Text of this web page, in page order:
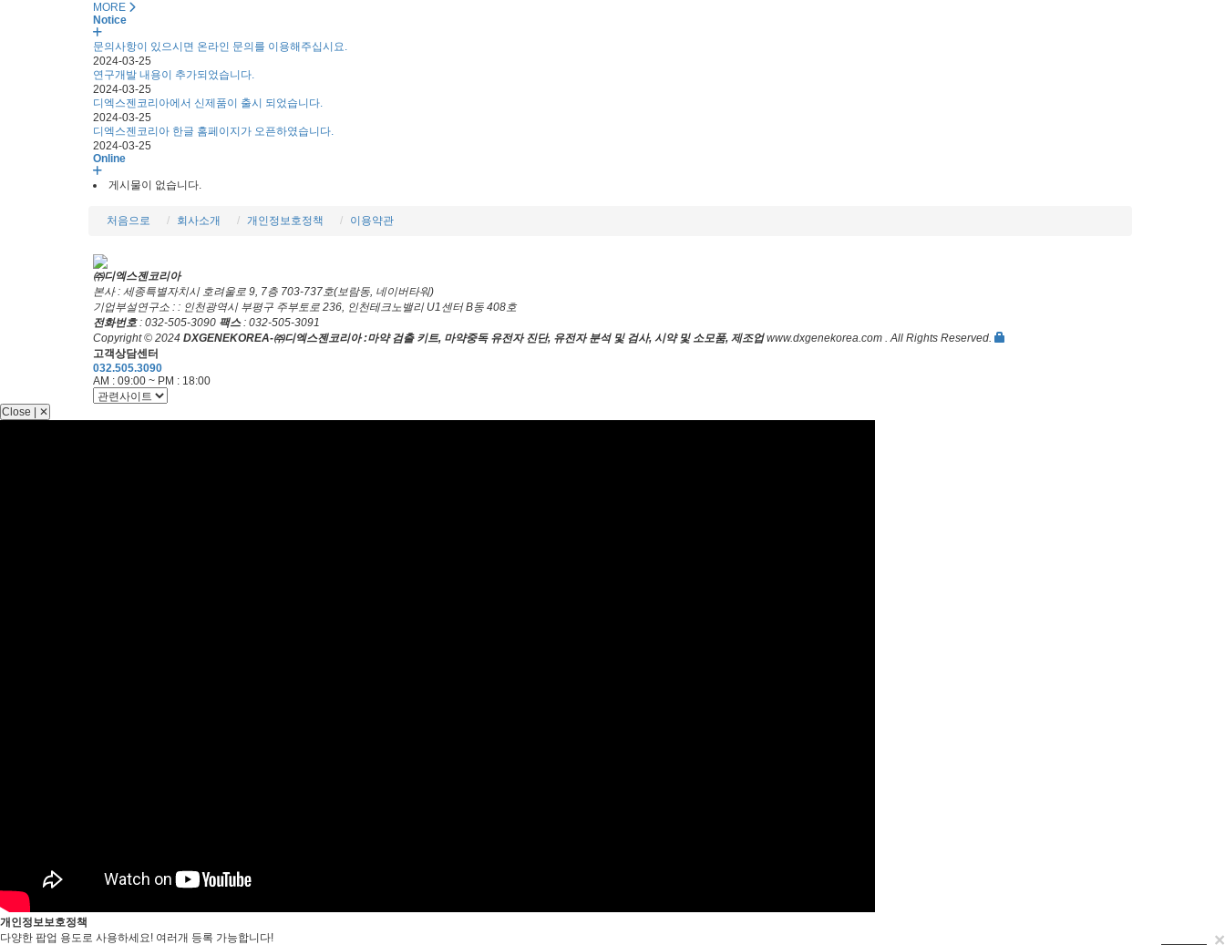
MORE
Notice
문의사항이 있으시면 온라인 문의를 이용해주십시요.
2024-03-25
연구개발 내용이 추가되었습니다.
2024-03-25
디엑스젠코리아에서 신제품이 출시 되었습니다.
2024-03-25
디엑스젠코리아 한글 홈페이지가 오픈하였습니다.
2024-03-25
Online
게시물이 없습니다.
처음으로 회사소개 개인정보호정책 이용약관
㈜디엑스젠코리아
본사 : 세종특별자치시 호려울로 9, 7층 703-737호(보람동, 네이버타워)
기업부설연구소 : : 인천광역시 부평구 주부토로 236, 인천테크노밸리 U1센터 B동 408호
전화번호: 032-505-3090 팩스: 032-505-3091
Copyright © 2024 DXGENEKOREA-㈜디엑스젠코리아 :마약 검출 키트, 마약중독 유전자 진단, 유전자 분석 및 검사, 시약 및 소모품, 제조업www.dxgenekorea.com . All Rights Reserved.
고객상담센터
032.505.3090
AM : 09:00 ~ PM : 18:00
Close | ✕
개인정보보호정책
×
다양한 팝업 용도로 사용하세요! 여러개 등록 가능합니다!